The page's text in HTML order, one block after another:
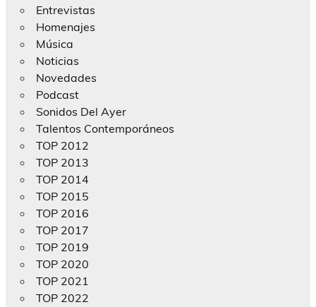
Entrevistas
Homenajes
Música
Noticias
Novedades
Podcast
Sonidos Del Ayer
Talentos Contemporáneos
TOP 2012
TOP 2013
TOP 2014
TOP 2015
TOP 2016
TOP 2017
TOP 2019
TOP 2020
TOP 2021
TOP 2022